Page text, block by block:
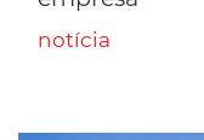
notícia